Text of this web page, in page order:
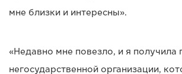
мне близки и интересны».
«Недавно мне повезло, и я получила
негосударственной организации,